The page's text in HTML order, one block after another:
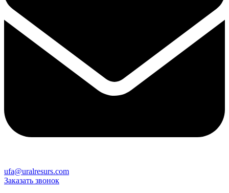
ufa@uralresurs.com
Заказать звонок